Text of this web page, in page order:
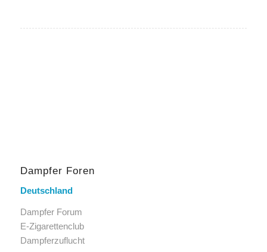
Dampfer Foren
Deutschland
Dampfer Forum
E-Zigarettenclub
Dampferzuflucht